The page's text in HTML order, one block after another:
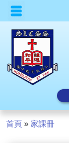
首頁 » 家課冊